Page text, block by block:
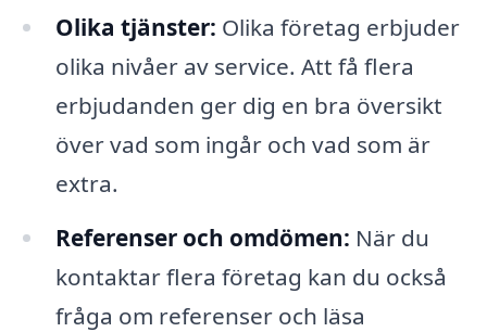
Olika tjänster: Olika företag erbjuder
olika nivåer av service. Att få flera
erbjudanden ger dig en bra översikt
över vad som ingår och vad som är
extra.
Referenser och omdömen: När du
kontaktar flera företag kan du också
fråga om referenser och läsa